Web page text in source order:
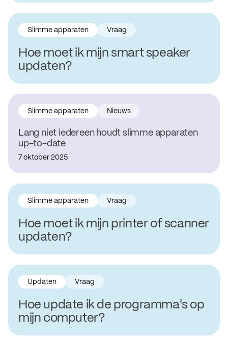
Hoe moet ik mijn smart speaker
updaten?
Slimme apparaten Vraag
Lang niet iedereen houdt slimme apparaten
up-to-date
Slimme apparaten Nieuws
7 oktober 2025
Hoe moet ik mijn printer of scanner
updaten?
Slimme apparaten Vraag
Hoe update ik de programma's op
mijn computer?
Updaten Vraag